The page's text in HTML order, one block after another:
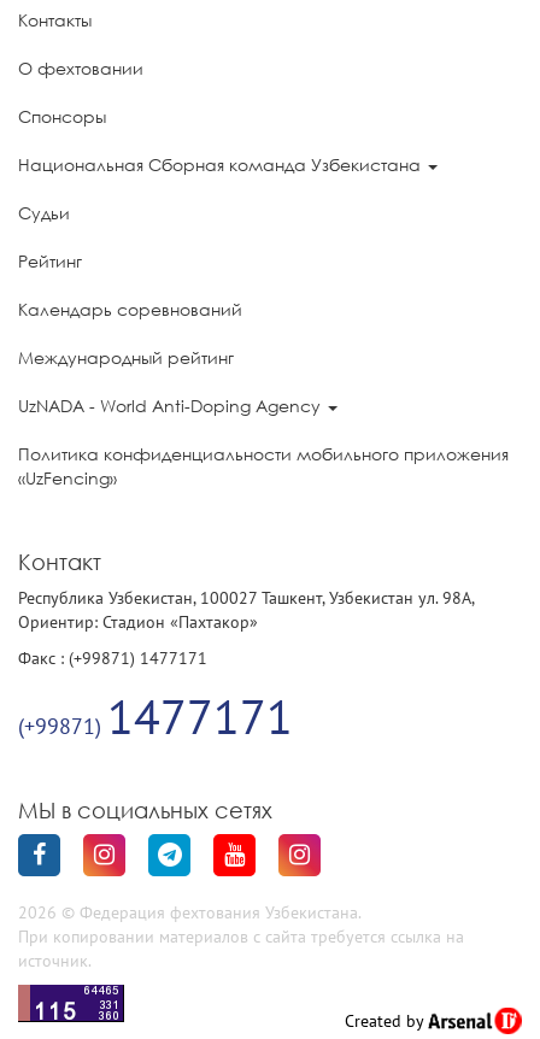
Контакты
О фехтовании
Спонсоры
Национальная Сборная команда Узбекистана
Судьи
Рейтинг
Календарь соревнований
Международный рейтинг
UzNADA - World Anti-Doping Agency
Политика конфиденциальности мобильного приложения
«UzFencing»
Контакт
Республика Узбекистан, 100027 Ташкент, Узбекистан ул. 98А,
Ориентир: Стадион «Пахтакор»
Факс : (+99871) 1477171
(+99871) 1477171
МЫ в социальных сетях
2026 © Федерация фехтования Узбекистана.
При копировании материалов с сайта требуется ссылка на
источник.
Created by